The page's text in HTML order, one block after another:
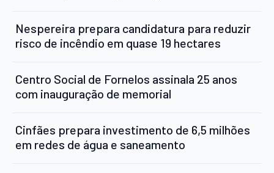
Nespereira prepara candidatura para reduzir
risco de incêndio em quase 19 hectares
Centro Social de Fornelos assinala 25 anos
com inauguração de memorial
Cinfães prepara investimento de 6,5 milhões
em redes de água e saneamento